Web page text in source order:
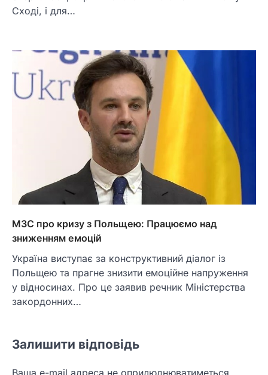
Сході, і для…
МЗС про кризу з Польщею: Працюємо над
зниженням емоцій
Україна виступає за конструктивний діалог із
Польщею та прагне знизити емоційне напруження
у відносинах. Про це заявив речник Міністерства
закордонних…
Залишити відповідь
Ваша e-mail адреса не оприлюднюватиметься.